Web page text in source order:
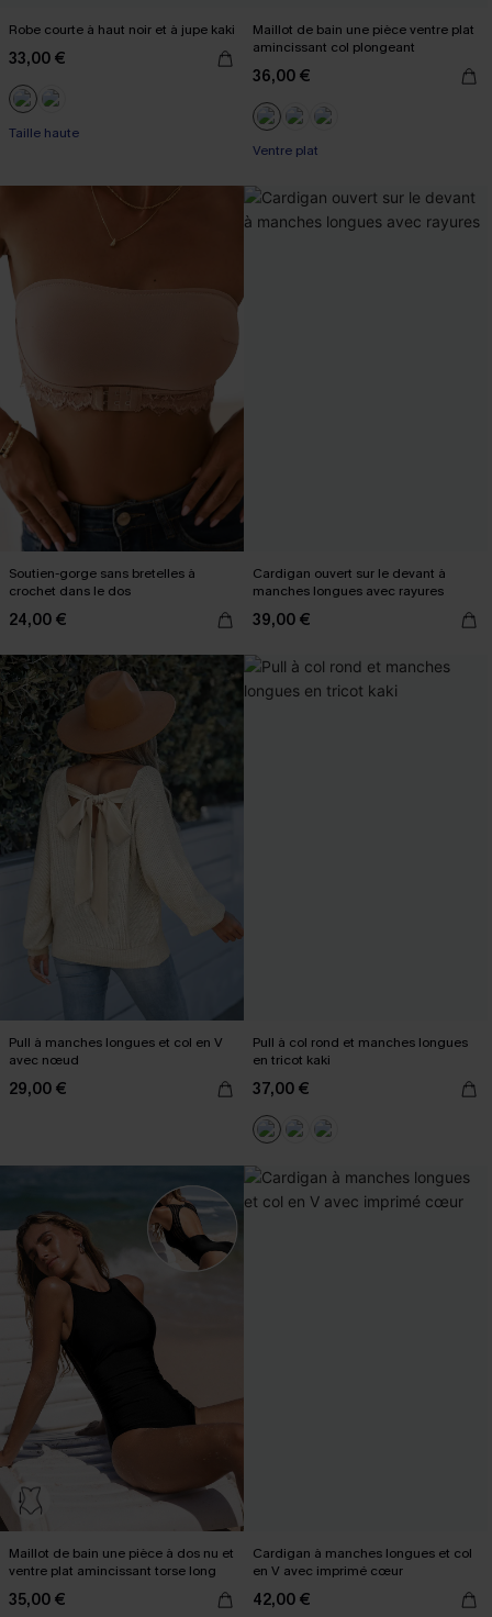
Robe courte à haut noir et à jupe kaki
33,00 €
Taille haute
Maillot de bain une pièce ventre plat
amincissant col plongeant
36,00 €
Ventre plat
Soutien-gorge sans bretelles à
crochet dans le dos
24,00 €
Cardigan ouvert sur le devant à
manches longues avec rayures
39,00 €
Pull à manches longues et col en V
avec nœud
29,00 €
Pull à col rond et manches longues
en tricot kaki
37,00 €
Maillot de bain une pièce à dos nu et
ventre plat amincissant torse long
35,00 €
Cardigan à manches longues et col
en V avec imprimé cœur
42,00 €